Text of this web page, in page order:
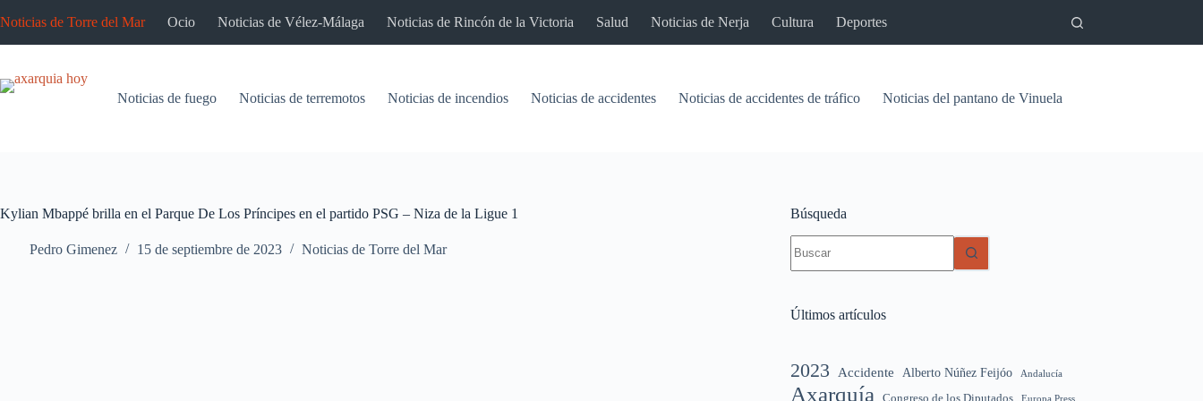
al
Noticias de Torre del Mar Ocio Noticias de Vélez-Málaga Noticias de Rincón de la Victoria Salud Noticias de Nerja Cultura Deportes
Noticias de fuego Noticias de terremotos Noticias de incendios Noticias de accidentes Noticias de accidentes de tráfico Noticias del pantano de Vinuela
Kylian Mbappé brilla en el Parque De Los Príncipes en el partido PSG – Niza de la Ligue 1
Pedro Gimenez 15 de septiembre de 2023 Noticias de Torre del Mar
Búsqueda
resultados
Últimos artículos
2023 Accidente Alberto Núñez Feijóo Andalucía
Axarquía Congreso de los Diputados Europa Press